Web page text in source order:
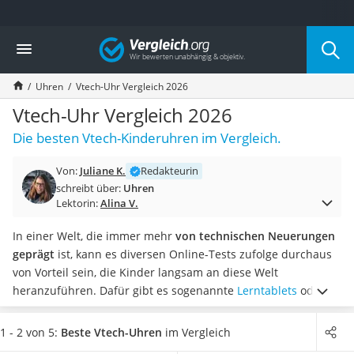
Die beliebtesten Vergleiche nach Kategorie
Mode
Boxershorts
Cellulite-Leggings
Herrensocken
Polarisierte Sonnenbrille
Hausschuhe Herren
Suunto-Uhr
Überzieh-Sonnenbrille
Sneaker Herren
Geldbörse Herren
Knirps-Regenschirm
Periodenunterwäsche
RFID-Schutzkarte
Motorradbrillen
Vergleich
Uhren Vtech-Uhr Vergleich 2026
Vtech-Uhr Vergleich 2026
Die besten Vtech-Kinderuhren im Vergleich.
Von: Juliane K.
Redakteurin
schreibt über: Uhren
Lektorin:Alina V.
In einer Welt, die immer mehr von technischen Neuerungen
geprägt ist, kann es diversen Online-Tests zufolge durchaus
von Vorteil sein, die Kinder langsam an diese Welt
heranzuführen. Dafür gibt es sogenannte Lerntablets oder
Kinder-Smartwatches, welche mit einem Mikrofon, einer
Kamera und einem Touch-Display ausgestattet sind. Damit
1 - 2 von 5: Beste Vtech-Uhren im Vergleich